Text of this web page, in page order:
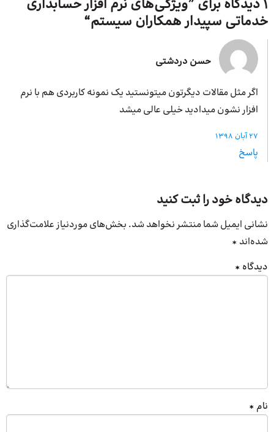
1 دیدگاه برای ”
ویژگی‌های نرم افزار حسابداری
خدماتی سپیدار همکاران سیستم“
حسن دردشتی
اگر مثل مقالات دیگرتون میتونستید یک نمونه کاربردی هم با نرم
افزار نشون میدادید خیلی عالی میشد
27 آبان 1398
پاسخ
دیدگاه خود را ثبت کنید
نشانی ایمیل شما منتشر نخواهد شد. بخش‌های موردنیاز علامت‌گذاری
شده‌اند *
دیدگاه *
نام *